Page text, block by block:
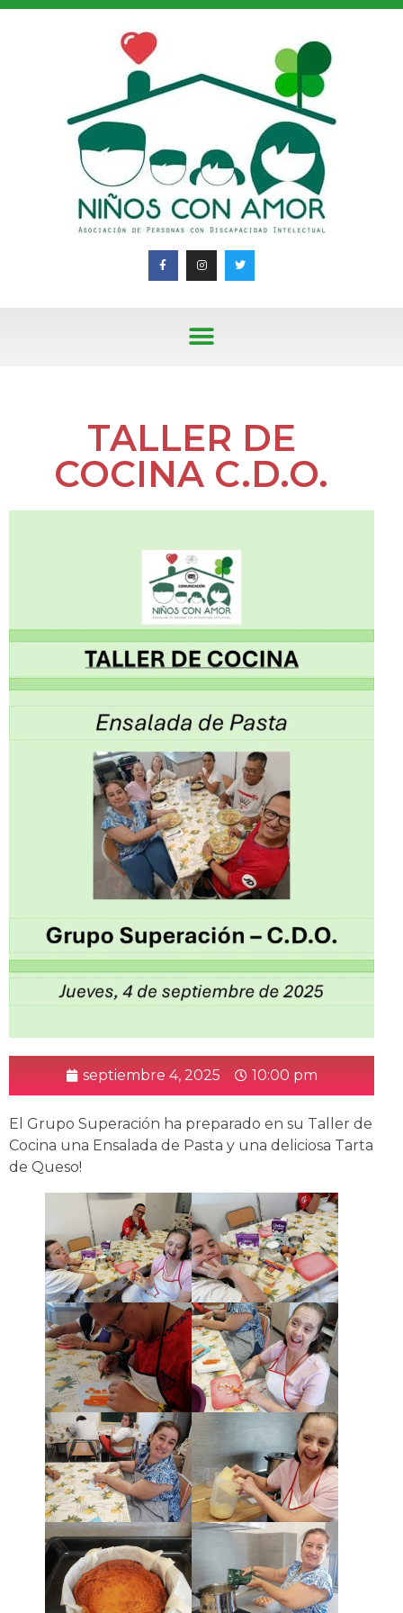
TALLER DE
COCINA C.D.O.
septiembre 4, 2025 10:00 pm
El Grupo Superación ha preparado en su Taller de
Cocina una Ensalada de Pasta y una deliciosa Tarta
de Queso!